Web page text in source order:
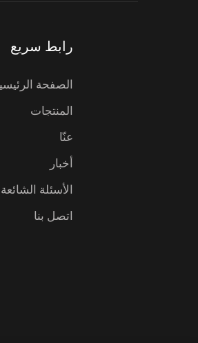
رابط سريع
الصفحة
المنتجات
عنّا
أخبار
الأسئلة الشائعة
اتصل بنا